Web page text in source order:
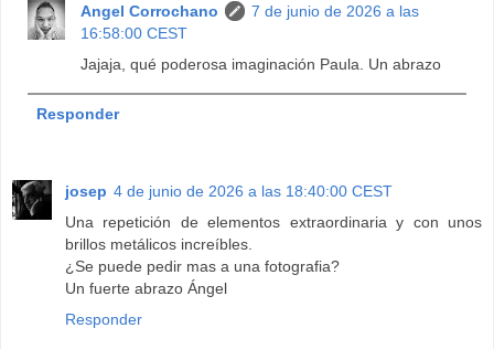
Angel Corrochano
7 de junio de 2026 a las
16:58:00 CEST
Jajaja, qué poderosa imaginación Paula. Un abrazo
Responder
josep 4 de junio de 2026 a las 18:40:00 CEST
Una repetición de elementos extraordinaria y con unos
brillos metálicos increíbles.
¿Se puede pedir mas a una fotografia?
Un fuerte abrazo Ángel
Responder